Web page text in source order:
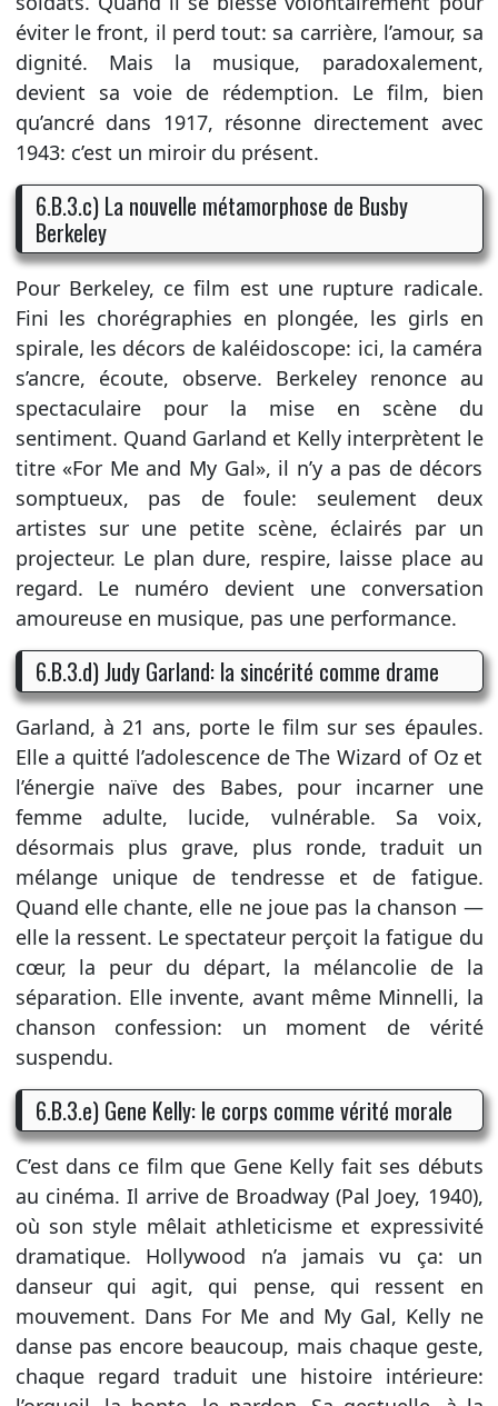
éviter le front, il perd tout: sa carrière, l’amour, sa
dignité. Mais la musique, paradoxalement,
devient sa voie de rédemption. Le film, bien
qu’ancré dans 1917, résonne directement avec
1943: c’est un miroir du présent.
6.B.3.c) La nouvelle métamorphose de Busby
Berkeley
Pour Berkeley, ce film est une rupture radicale.
Fini les chorégraphies en plongée, les girls en
spirale, les décors de kaléidoscope: ici, la caméra
s’ancre, écoute, observe. Berkeley renonce au
spectaculaire pour la mise en scène du
sentiment. Quand Garland et Kelly interprètent le
titre «For Me and My Gal», il n’y a pas de décors
somptueux, pas de foule: seulement deux
artistes sur une petite scène, éclairés par un
projecteur. Le plan dure, respire, laisse place au
regard. Le numéro devient une conversation
amoureuse en musique, pas une performance.
6.B.3.d) Judy Garland: la sincérité comme drame
Garland, à 21 ans, porte le film sur ses épaules.
Elle a quitté l’adolescence de The Wizard of Oz et
l’énergie naïve des Babes, pour incarner une
femme adulte, lucide, vulnérable. Sa voix,
désormais plus grave, plus ronde, traduit un
mélange unique de tendresse et de fatigue.
Quand elle chante, elle ne joue pas la chanson —
elle la ressent. Le spectateur perçoit la fatigue du
cœur, la peur du départ, la mélancolie de la
séparation. Elle invente, avant même Minnelli, la
chanson confession: un moment de vérité
suspendu.
6.B.3.e) Gene Kelly: le corps comme vérité morale
C’est dans ce film que Gene Kelly fait ses débuts
au cinéma. Il arrive de Broadway (Pal Joey, 1940),
où son style mêlait athleticisme et expressivité
dramatique. Hollywood n’a jamais vu ça: un
danseur qui agit, qui pense, qui ressent en
mouvement. Dans For Me and My Gal, Kelly ne
danse pas encore beaucoup, mais chaque geste,
chaque regard traduit une histoire intérieure: